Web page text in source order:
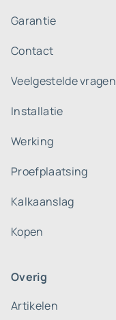
Garantie
Contact
Veelgestelde vragen
Installatie
Werking
Proefplaatsing
Kalkaanslag
Kopen
Overig
Artikelen